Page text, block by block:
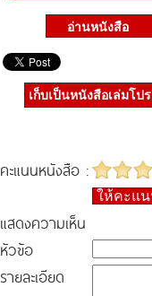
เก็บเป็นหนังสือเล่มโป
คะแนนหนังสือ :
ให้คะแ
แสดงความเห็น
หัวข้อ
รายละเอียด